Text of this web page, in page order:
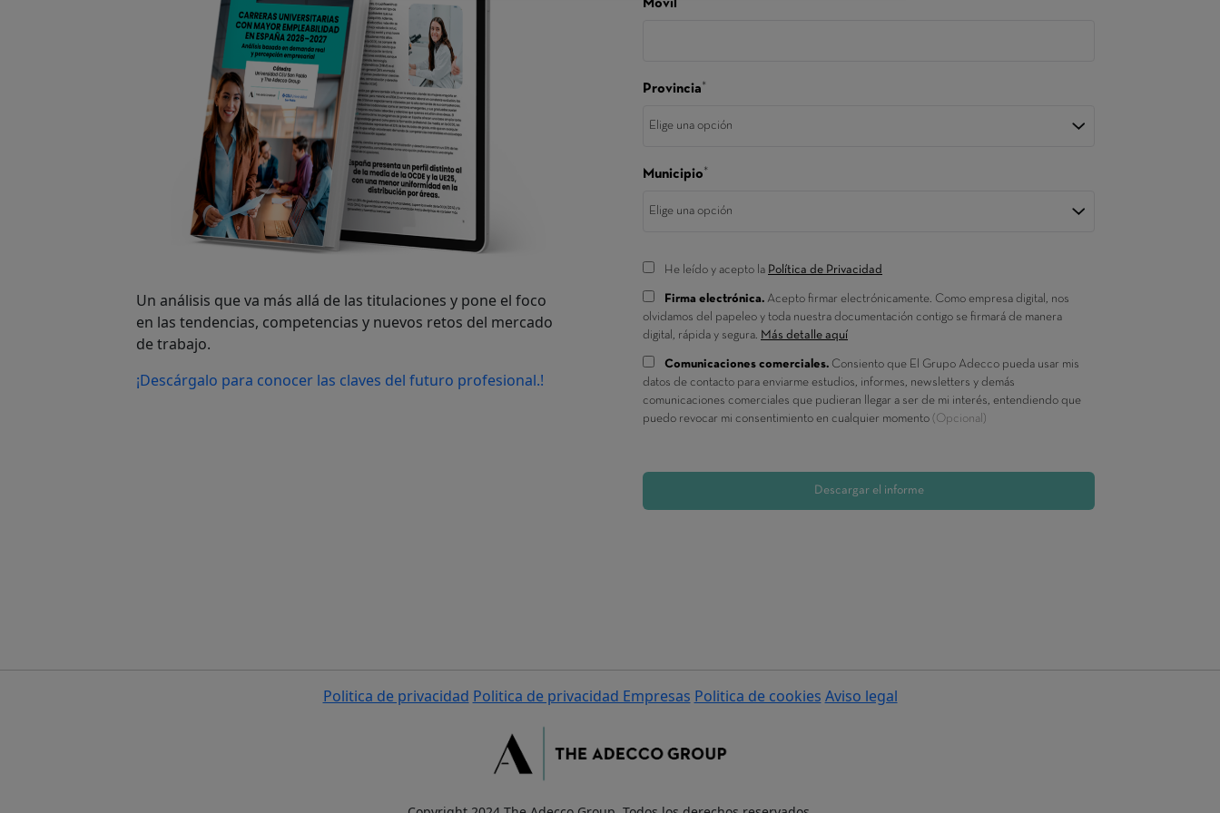
Un análisis que va más allá de las titulaciones y pone el foco
en las tendencias, competencias y nuevos retos del mercado
de trabajo.
¡Descárgalo para conocer las claves del futuro profesional.!
Politica de privacidad Politica de privacidad Empresas Politica de cookies Aviso legal